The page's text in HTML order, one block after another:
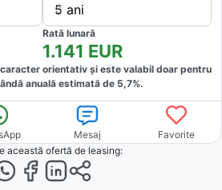
5 ani
Rată lunară
1.141 EUR
orientativ și este valabil doar pentru
anuală estimată de 5,7%.
Mesaj
Favorite
această ofertă de leasing: